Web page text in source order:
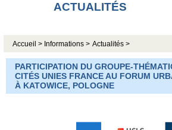
ACTUALITÉS
Accueil > Informations > Actualités >
PARTICIPATION DU GROUPE-
CITÉS UNIES FRANCE AU FORUM
À KATOWICE, POLOGNE